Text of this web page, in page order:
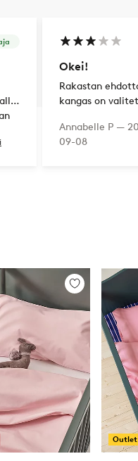
Okei!
Rakastan
kangas on
mutta en ostaisi
Annabelle P —
09-08
Lisää
Outlet